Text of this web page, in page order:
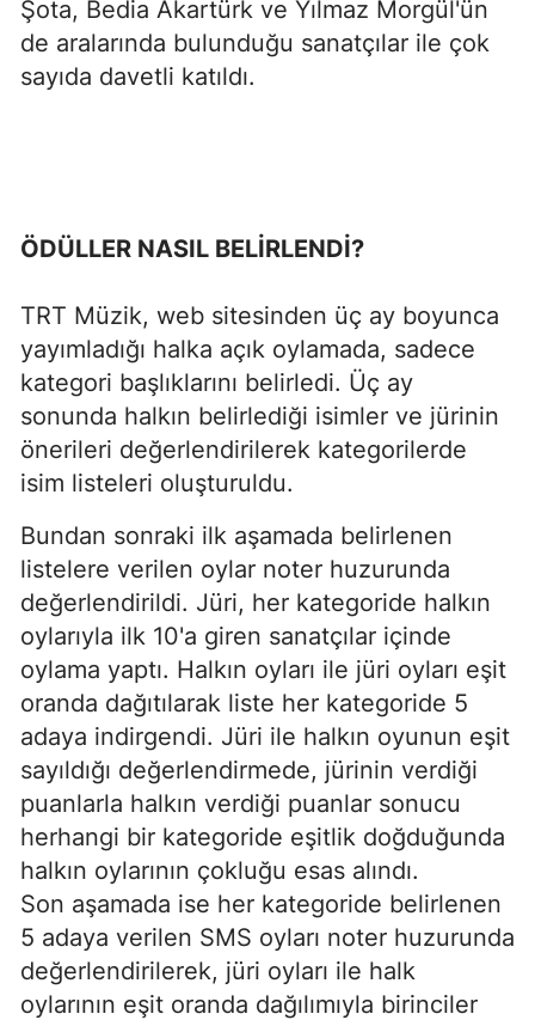
Şota, Bedia Akartürk ve Yılmaz Morgül'ün
de aralarında bulunduğu sanatçılar ile çok
sayıda davetli katıldı.
ÖDÜLLER NASIL BELİRLENDİ?
TRT Müzik, web sitesinden üç ay boyunca
yayımladığı halka açık oylamada, sadece
kategori başlıklarını belirledi. Üç ay
sonunda halkın belirlediği isimler ve jürinin
önerileri değerlendirilerek kategorilerde
isim listeleri oluşturuldu.
Bundan sonraki ilk aşamada belirlenen
listelere verilen oylar noter huzurunda
değerlendirildi. Jüri, her kategoride halkın
oylarıyla ilk 10'a giren sanatçılar içinde
oylama yaptı. Halkın oyları ile jüri oyları eşit
oranda dağıtılarak liste her kategoride 5
adaya indirgendi. Jüri ile halkın oyunun eşit
sayıldığı değerlendirmede, jürinin verdiği
puanlarla halkın verdiği puanlar sonucu
herhangi bir kategoride eşitlik doğduğunda
halkın oylarının çokluğu esas alındı.
Son aşamada ise her kategoride belirlenen
5 adaya verilen SMS oyları noter huzurunda
değerlendirilerek, jüri oyları ile halk
oylarının eşit oranda dağılımıyla birinciler